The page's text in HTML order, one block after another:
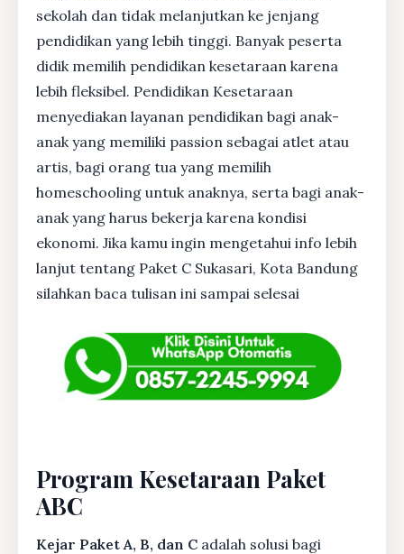
sekolah dan tidak melanjutkan ke jenjang
pendidikan yang lebih tinggi. Banyak peserta
didik memilih pendidikan kesetaraan karena
lebih fleksibel. Pendidikan Kesetaraan
menyediakan layanan pendidikan bagi anak-
anak yang memiliki passion sebagai atlet atau
artis, bagi orang tua yang memilih
homeschooling untuk anaknya, serta bagi anak-
anak yang harus bekerja karena kondisi
ekonomi. Jika kamu ingin mengetahui info lebih
lanjut tentang Paket C Sukasari, Kota Bandung
silahkan baca tulisan ini sampai selesai
Program Kesetaraan Paket
ABC
Kejar Paket A, B, dan C adalah solusi bagi